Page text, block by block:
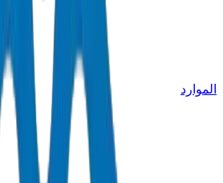
الموارد